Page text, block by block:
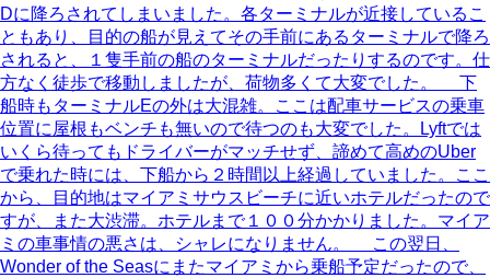
Dに降ろされてしまいました。各ターミナルが近接しているこ
ともあり、目的の船が見えてその手前にあるターミナルで降ろ
されると、１隻手前の船のターミナルだったりするのです。仕
方なく徒歩で移動しましたが、荷物多くて大変でした。 下
船時もターミナルEの外は大混雑。ここは配車サービスの乗車
位置に屋根もベンチも無いので待つのも大変でした。Lyftでは
いくら待ってもドライバーがマッチせず、諦めて高めのUber
で乗れた時には、下船から２時間以上経過していました。ここ
から、目的地はマイアミサウスビーチに近いホテルだったので
すが、また大渋滞。ホテルまで１００分かかりました。マイア
ミの車事情の悪さは、シャレになりません。 この翌日、
Wonder of the Seasにまたマイアミから乗船予定だったので、